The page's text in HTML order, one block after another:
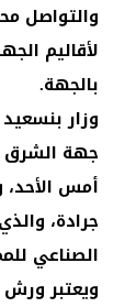
والتواصل
لأقاليم
بالجهة.
وزار
جهة الشرق
أمس
جرادة،
الصناعي
ويعتبر ورش